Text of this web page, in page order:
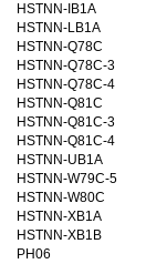
HSTNN-IB1A
HSTNN-LB1A
HSTNN-Q78C
HSTNN-Q78C-3
HSTNN-Q78C-4
HSTNN-Q81C
HSTNN-Q81C-3
HSTNN-Q81C-4
HSTNN-UB1A
HSTNN-W79C-5
HSTNN-W80C
HSTNN-XB1A
HSTNN-XB1B
PH06